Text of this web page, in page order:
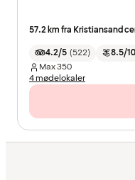
57.2 km fra Kristiansand
4.2/5 (522) 8.5/10
Max350
4 mødelokaler